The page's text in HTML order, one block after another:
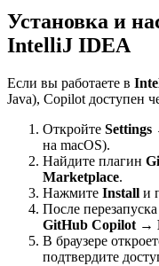
Установка и
IntelliJ IDEA
Если вы работаете в
Java), Copilot доступен
Откройте
на macOS).
Найдите плагин
Marketplace.
Нажмите Install и
После
GitHub Copilot →
В браузере
подтвердите